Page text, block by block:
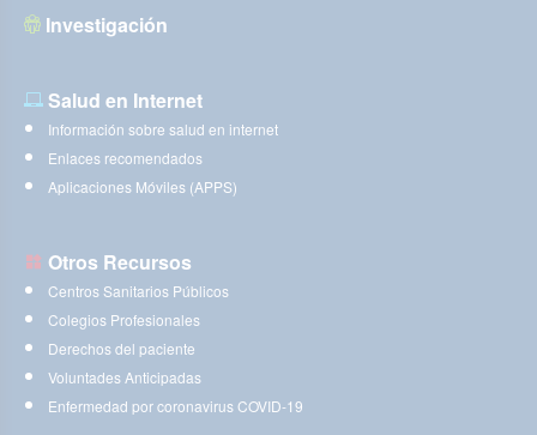
Investigación
Salud en Internet
Información sobre salud en internet
Enlaces recomendados
Aplicaciones Móviles (APPS)
Otros Recursos
Centros Sanitarios Públicos
Colegios Profesionales
Derechos del paciente
Voluntades Anticipadas
Enfermedad por coronavirus COVID-19